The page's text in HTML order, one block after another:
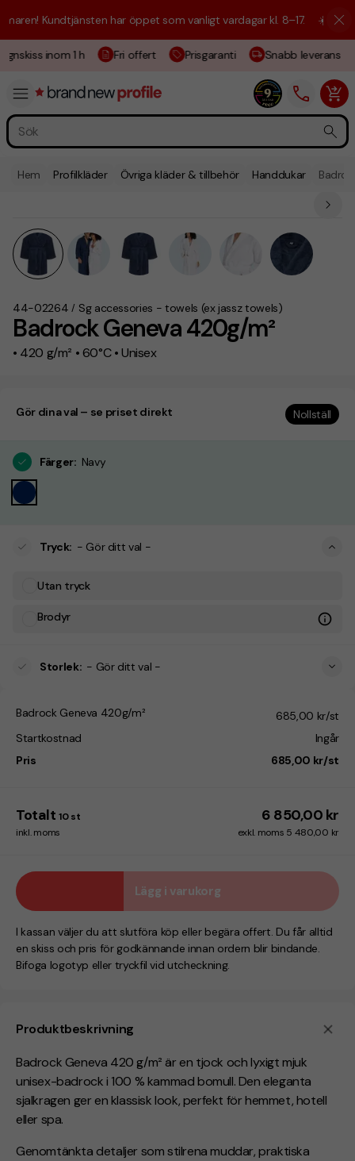
Kundtjänsten har öppet som vanligt vardagar kl. 8–17. ☀️ Vi är
inom 1 h Fri offert Prisgaranti Snabb leverans
Hem Profilkläder Övriga kläder & tillbehör Handdukar
Badrock Geneva 420g/m²
• 420 g/m² • 60°C • Unisex
44-02264 / Sg accessories - towels (ex jassz towels)
Produktbeskrivning
Badrock Geneva 420 g/m² är en tjock och lyxigt mjuk
unisex-badrock i 100 % kammad bomull. Den eleganta
sjalkragen ger en klassisk look, perfekt för hemmet, hotell
eller spa.
Genomtänkta detaljer som stilrena muddar, praktiska
Gör dina val – se priset direkt Nollställ
Färger: Navy
Tryck: - Gör ditt val -
Utan tryck
Brodyr
Storlek: - Gör ditt val -
Badrock Geneva 420g/m²
685,00 kr/st
Startkostnad
Ingår
Pris
685,00 kr/st
Totalt 10 st 6 850,00 kr
inkl. moms exkl. moms 5 480,00 kr
Lägg i varukorg
I kassan väljer du att slutföra köp eller begära offert. Du får alltid
en skiss och pris för godkännande innan ordern blir bindande.
Bifoga logotyp eller tryckfil vid utcheckning.